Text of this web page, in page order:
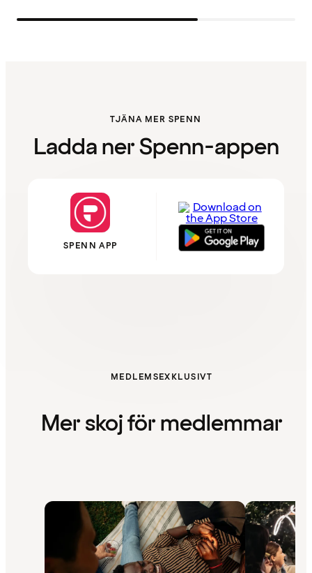
TJÄNA MER SPENN
Ladda ner Spenn-appen
SPENN APP
MEDLEMSEXKLUSIVT
Mer skoj för medlemmar